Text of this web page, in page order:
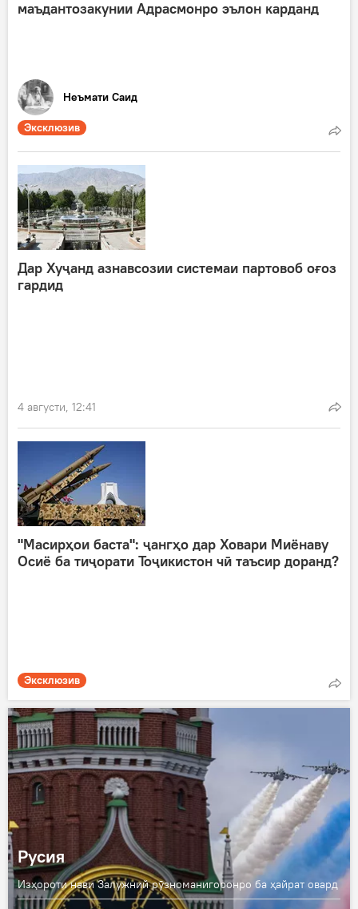
маъдантозакунии Адрасмонро эълон карданд
Неъмати Саид
Эксклюзив
Дар Хуҷанд азнавсозии системаи партовоб оғоз
гардид
4 августи, 12:41
"Масирҳои баста": ҷангҳо дар Ховари Миёнаву
Осиё ба тиҷорати Тоҷикистон чӣ таъсир доранд?
Эксклюзив
Русия
Изҳороти нави Залужний рӯзноманигоронро ба ҳайрат овард